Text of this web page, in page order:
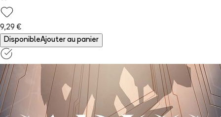
9,29 €
DisponibleAjouter au panier